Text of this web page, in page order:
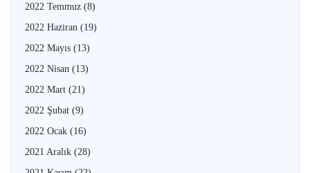
2022 Temmuz (8)
2022 Haziran (19)
2022 Mayıs (13)
2022 Nisan (13)
2022 Mart (21)
2022 Şubat (9)
2022 Ocak (16)
2021 Aralık (28)